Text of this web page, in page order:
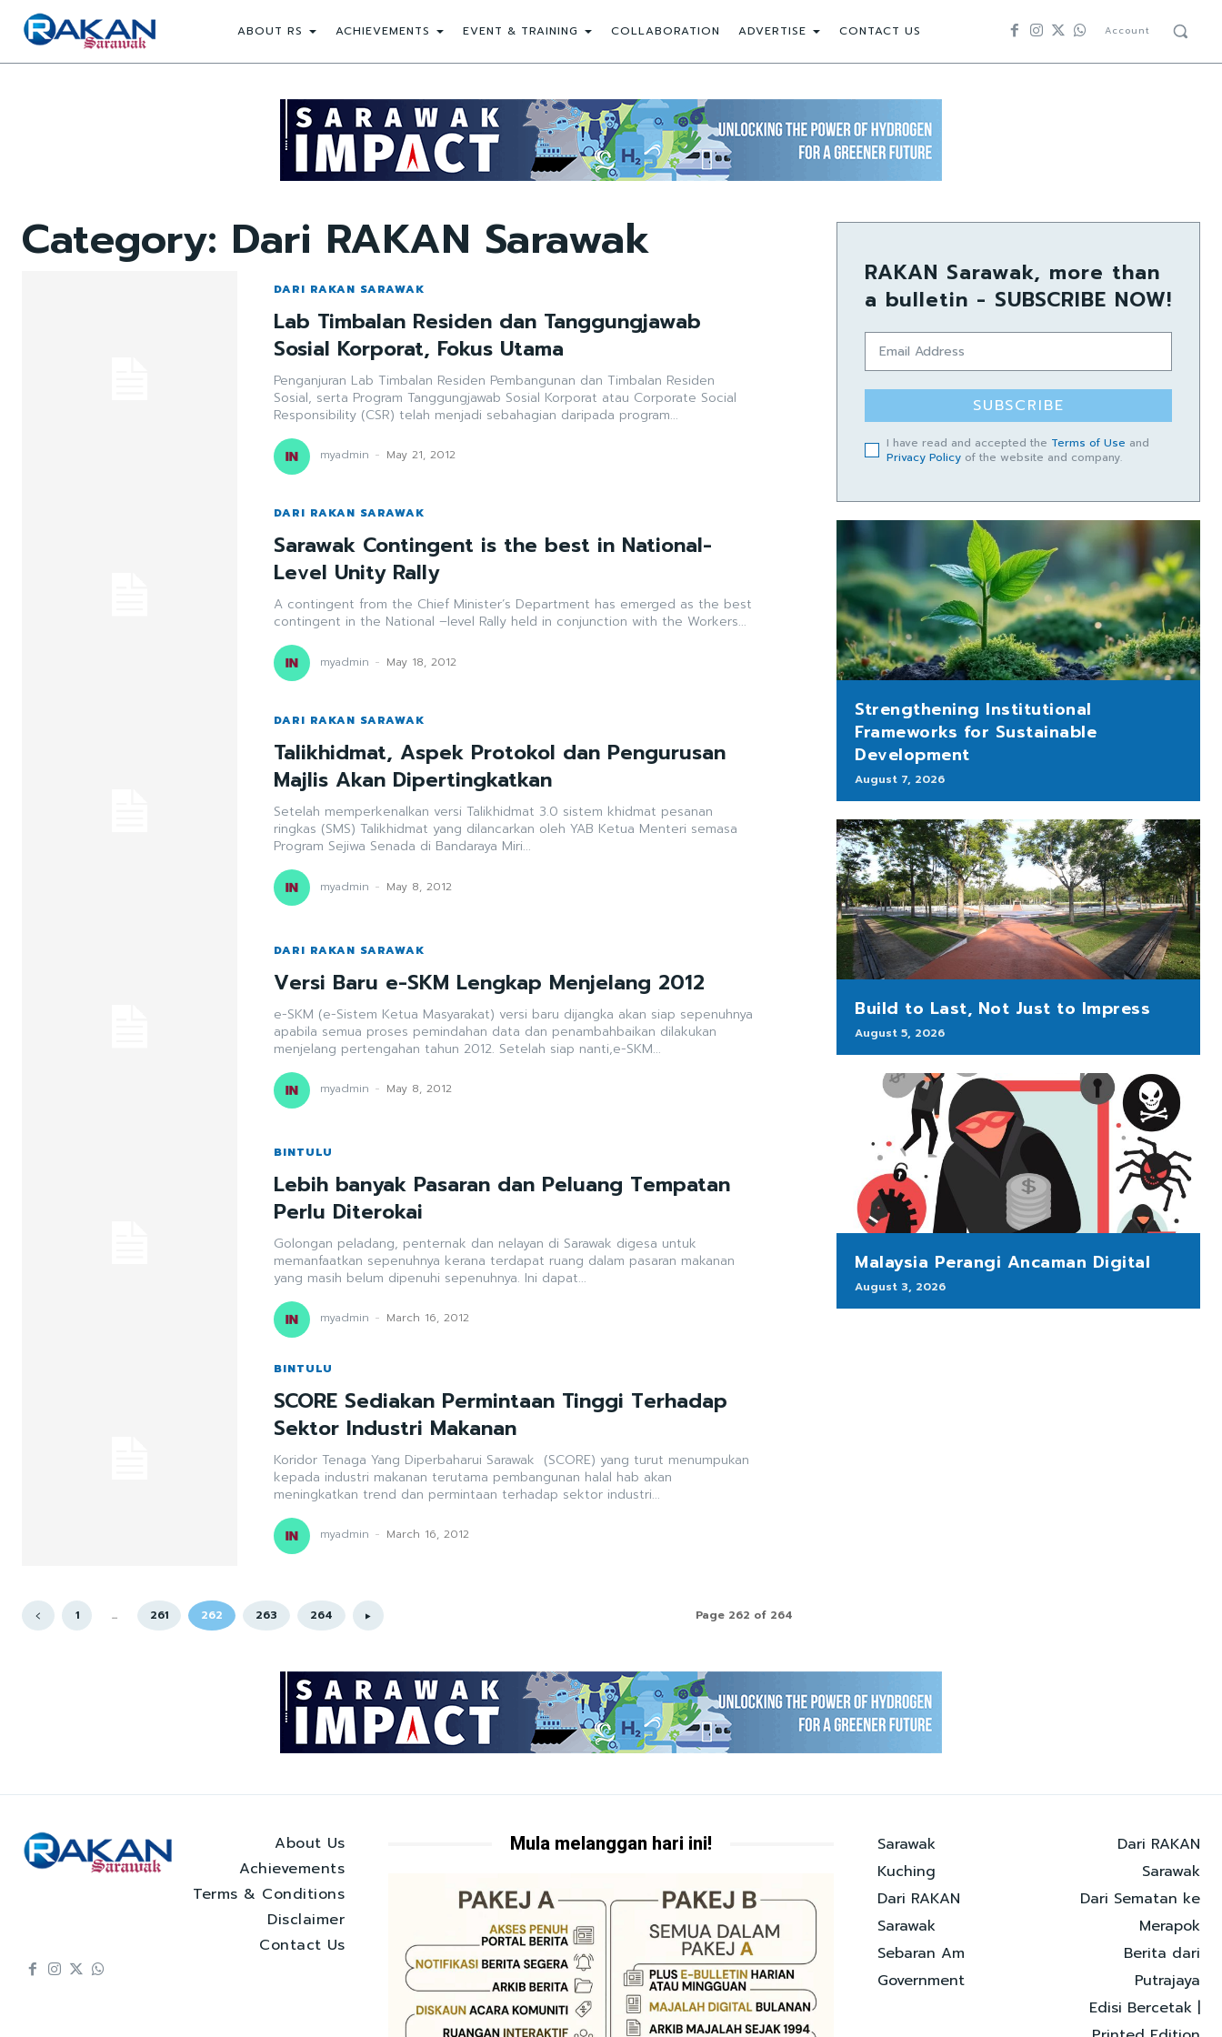
ABOUT RS ACHIEVEMENTS EVENT & TRAINING COLLABORATION ADVERTISE CONTACT US Account
Category: Dari RAKAN Sarawak
DARI RAKAN SARAWAK
Lab Timbalan Residen dan Tanggungjawab
Sosial Korporat, Fokus Utama
Penganjuran Lab Timbalan Residen Pembangunan dan Timbalan Residen
Sosial, serta Program Tanggungjawab Sosial Korporat atau Corporate Social
Responsibility (CSR) telah menjadi sebahagian daripada program...
myadmin - May 21, 2012
DARI RAKAN SARAWAK
Sarawak Contingent is the best in National-
Level Unity Rally
A contingent from the Chief Minister’s Department has emerged as the best
contingent in the National –level Rally held in conjunction with the Workers...
myadmin - May 18, 2012
DARI RAKAN SARAWAK
Talikhidmat, Aspek Protokol dan Pengurusan
Majlis Akan Dipertingkatkan
Setelah memperkenalkan versi Talikhidmat 3.0 sistem khidmat pesanan
ringkas (SMS) Talikhidmat yang dilancarkan oleh YAB Ketua Menteri semasa
Program Sejiwa Senada di Bandaraya Miri...
myadmin - May 8, 2012
DARI RAKAN SARAWAK
Versi Baru e-SKM Lengkap Menjelang 2012
e-SKM (e-Sistem Ketua Masyarakat) versi baru dijangka akan siap sepenuhnya
apabila semua proses pemindahan data dan penambahbaikan dilakukan
menjelang pertengahan tahun 2012. Setelah siap nanti,e-SKM...
myadmin - May 8, 2012
BINTULU
Lebih banyak Pasaran dan Peluang Tempatan
Perlu Diterokai
Golongan peladang, penternak dan nelayan di Sarawak digesa untuk
memanfaatkan sepenuhnya kerana terdapat ruang dalam pasaran makanan
yang masih belum dipenuhi sepenuhnya. Ini dapat...
myadmin - March 16, 2012
BINTULU
SCORE Sediakan Permintaan Tinggi Terhadap
Sektor Industri Makanan
Koridor Tenaga Yang Diperbaharui Sarawak (SCORE) yang turut menumpukan
kepada industri makanan terutama pembangunan halal hab akan
meningkatkan trend dan permintaan terhadap sektor industri...
myadmin - March 16, 2012
1 ... 261 262 263 264 Page 262 of 264
RAKAN Sarawak, more than
a bulletin - SUBSCRIBE NOW!
SUBSCRIBE
I have read and accepted the Terms of Use and
Privacy Policy of the website and company.
Strengthening Institutional
Frameworks for Sustainable
Development
August 7, 2026
Build to Last, Not Just to Impress
August 5, 2026
Malaysia Perangi Ancaman Digital
August 3, 2026
About Us
Achievements
Terms & Conditions
Disclaimer
Contact Us
Mula melanggan hari ini!
Sarawak
Kuching
Dari RAKAN
Sarawak
Sebaran Am
Government
Dari RAKAN
Sarawak
Dari Sematan ke
Merapok
Berita dari
Putrajaya
Edisi Bercetak |